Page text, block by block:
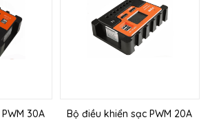
30A
Bộ điều khiển sạc PWM 20A